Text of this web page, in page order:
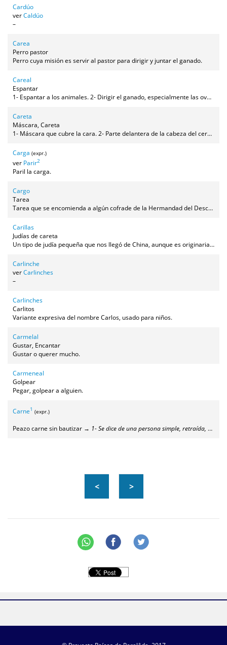
Cardúo
verCaldúo
–
Carea
Perro pastor
Perro cuya misión es servir al pastor para dirigir y juntar el ganado.
Careal
Espantar
1- Espantar a los animales. 2- Dirigir el ganado, especialmente las ovejas, en determinada dirección.
Careta
Máscara, Careta
1- Máscara que cubre la cara. 2- Parte delantera de la cabeza del cerdo.
Carga (expr.)
ver Parir2
Paril la carga.
Cargo
Tarea
Tarea que se encomienda a algún cofrade de la Hermandad del Descendimiento durante los actos de la Semana Santa.
Carillas
Judías de careta
Un tipo de judía pequeña que nos llegó de China, aunque es originaria de África, y que tiene una mancha en un costado (Vigna unguiculata).
Carlinche
verCarlinches
–
Carlinches
Carlitos
Variante expresiva del nombre Carlos, usado para niños.
Carmelal
Gustar, Encantar
Gustar o querer mucho.
Carmeneal
Golpear
Pegar, golpear a alguien.
Carne1 (expr.)
Peazo carne sin bautizar → 1- Se dice de una persona simple, retraída, que está en los sitios por estar, sin hacer nada salvo estar allí como un estorbo. 2- También se aplica a alguien bruto y de pocas luces
< >